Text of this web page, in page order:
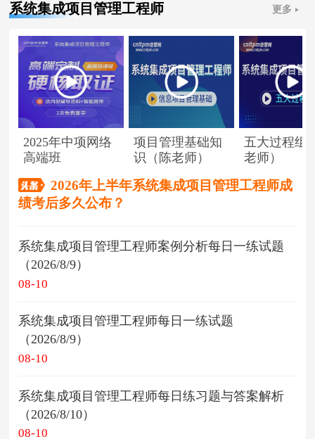
系统集成项目管理工程师 更多
2025年中项网络
高端班
项目管理基础知
识（陈老师）
五大过程组
老师）
2026年上半年系统集成项目管理工程师成
绩考后多久公布？
系统集成项目管理工程师案例分析每日一练试题
（2026/8/9）
08-10
系统集成项目管理工程师每日一练试题
（2026/8/9）
08-10
系统集成项目管理工程师每日练习题与答案解析
（2026/8/10）
08-10